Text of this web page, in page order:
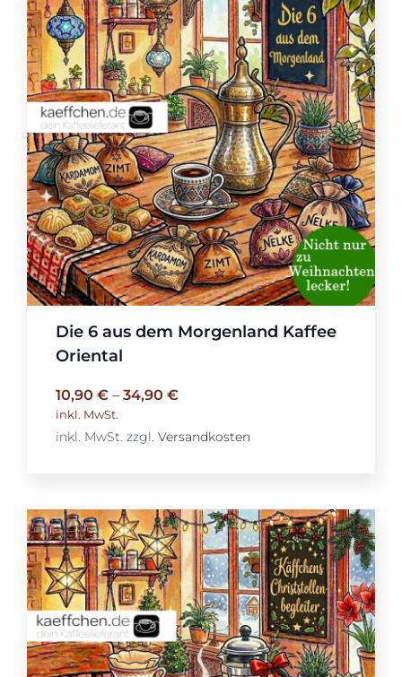
Die 6 aus dem Morgenland Kaffee
Oriental
10,90 €– 34,90 €
inkl. MwSt.
inkl. MwSt. zzgl. Versandkosten